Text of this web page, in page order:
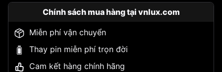
Chính sách mua hàng tại vnlux.com
Miễn phí vận chuyển
Thay pin miễn phí trọn đời
Cam kết hàng chính hãng